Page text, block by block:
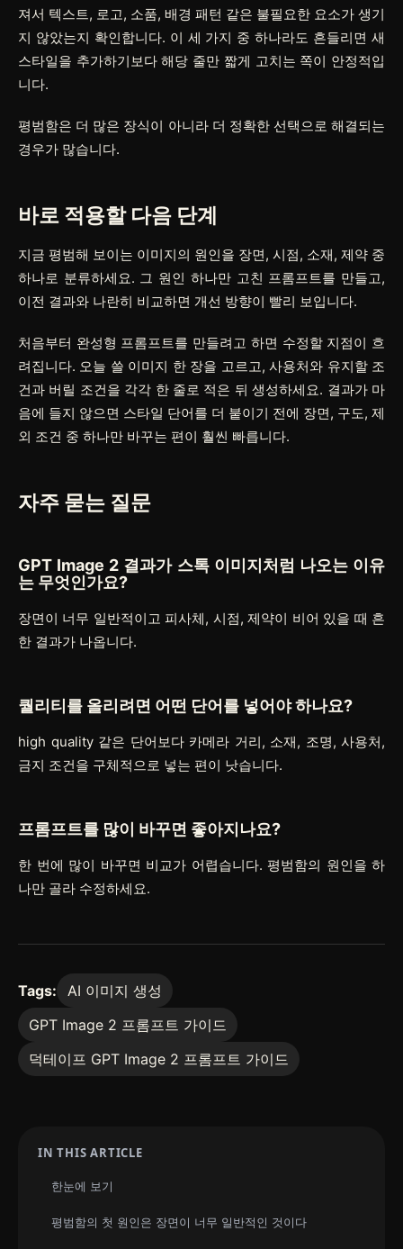
져서 텍스트, 로고, 소품, 배경 패턴 같은 불필요한 요소가 생기
지 않았는지 확인합니다. 이 세 가지 중 하나라도 흔들리면 새
스타일을 추가하기보다 해당 줄만 짧게 고치는 쪽이 안정적입
니다.
평범함은 더 많은 장식이 아니라 더 정확한 선택으로 해결되는
경우가 많습니다.
바로 적용할 다음 단계
지금 평범해 보이는 이미지의 원인을 장면, 시점, 소재, 제약 중
하나로 분류하세요. 그 원인 하나만 고친 프롬프트를 만들고,
이전 결과와 나란히 비교하면 개선 방향이 빨리 보입니다.
처음부터 완성형 프롬프트를 만들려고 하면 수정할 지점이 흐
려집니다. 오늘 쓸 이미지 한 장을 고르고, 사용처와 유지할 조
건과 버릴 조건을 각각 한 줄로 적은 뒤 생성하세요. 결과가 마
음에 들지 않으면 스타일 단어를 더 붙이기 전에 장면, 구도, 제
외 조건 중 하나만 바꾸는 편이 훨씬 빠릅니다.
자주 묻는 질문
GPT Image 2 결과가 스톡 이미지처럼 나오는 이유
는 무엇인가요?
장면이 너무 일반적이고 피사체, 시점, 제약이 비어 있을 때 흔
한 결과가 나옵니다.
퀄리티를 올리려면 어떤 단어를 넣어야 하나요?
high quality 같은 단어보다 카메라 거리, 소재, 조명, 사용처,
금지 조건을 구체적으로 넣는 편이 낫습니다.
프롬프트를 많이 바꾸면 좋아지나요?
한 번에 많이 바꾸면 비교가 어렵습니다. 평범함의 원인을 하
나만 골라 수정하세요.
Tags:
AI 이미지 생성
GPT Image 2 프롬프트 가이드
덕테이프 GPT Image 2 프롬프트 가이드
IN THIS ARTICLE
한눈에 보기
평범함의 첫 원인은 장면이 너무 일반적인 것이다